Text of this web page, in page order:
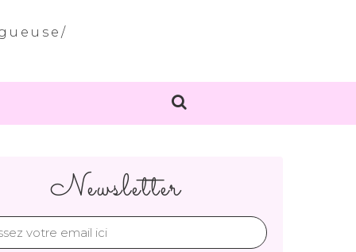
Newsletter